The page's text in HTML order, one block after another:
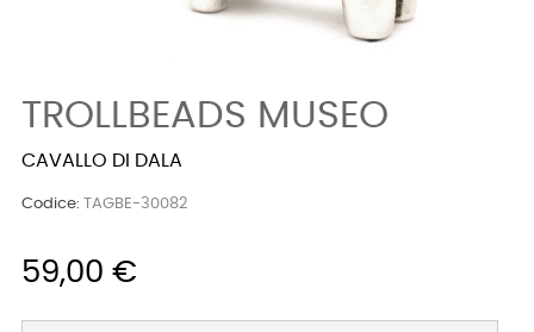
TROLLBEADS MUSEO
CAVALLO DI DALA
Codice: TAGBE-30082
59,00 €